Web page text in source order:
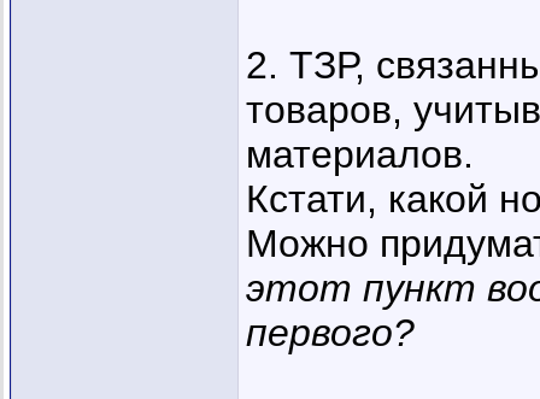
2. ТЗР,
товаров,
материалов.
Кстати, какой
Можно
этот пункт
первого?